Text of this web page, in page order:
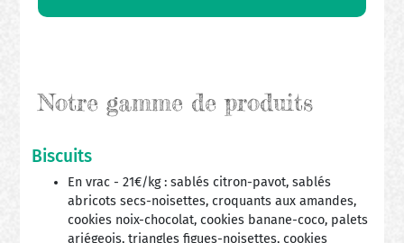
Notre gamme de produits
Biscuits
En vrac - 21€/kg : sablés citron-pavot, sablés
abricots secs-noisettes, croquants aux amandes,
cookies noix-chocolat, cookies banane-coco, palets
ariégeois, triangles figues-noisettes, cookies